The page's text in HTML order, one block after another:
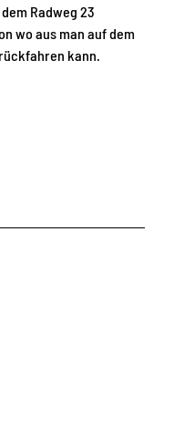
Radweg 23
wo aus man auf dem
kann.